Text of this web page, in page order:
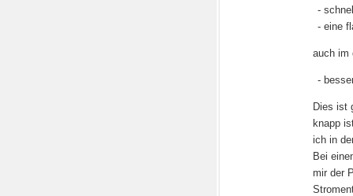
-
- eine
auch im
-
Dies ist
knapp
ich in
Bei
mir der